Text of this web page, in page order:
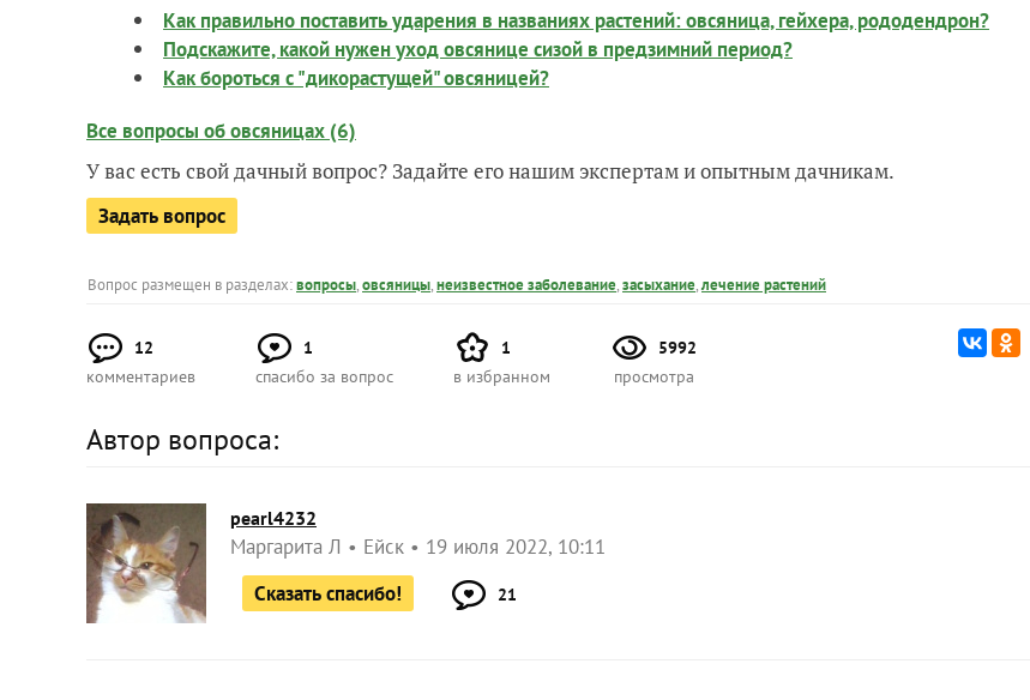
Как правильно поставить ударения в названиях растений: овсяница, гейхера, рододендрон?
Подскажите, какой нужен уход овсянице сизой в предзимний период?
Как бороться с "дикорастущей" овсяницей?
Все вопросы об овсяницах (6)
У вас есть свой дачный вопрос? Задайте его нашим экспертам и опытным дачникам.
Задать вопрос
Вопрос размещен в разделах:вопросы,овсяницы,неизвестное заболевание,засыхание,лечение растений
12
комментариев
1
спасибо за вопрос
1
в избранном
5992
просмотра
Автор вопроса:
pearl4232
Маргарита Л Ейск
19 июля 2022, 10:11
Сказать спасибо!
21